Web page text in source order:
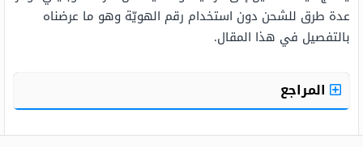
عدة طرق للشحن دون استخدام رقم الهويّة وهو ما عرضناه
بالتفصيل في هذا المقال.
المراجع